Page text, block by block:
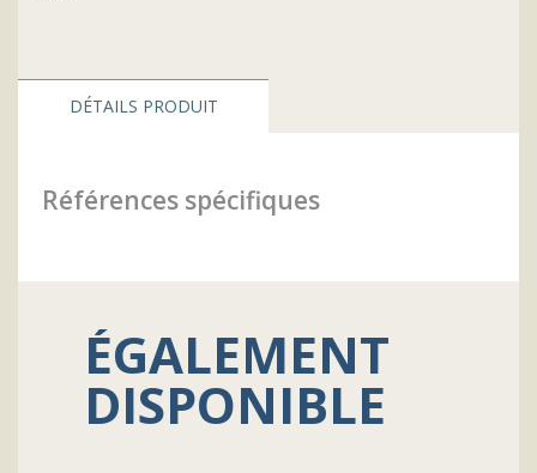
DÉTAILS PRODUIT
Références spécifiques
ÉGALEMENT
DISPONIBLE